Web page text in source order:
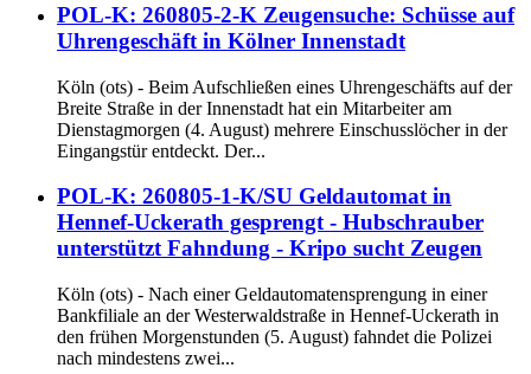
POL-K: 260805-2-K Zeugensuche: Schüsse auf
Uhrengeschäft in Kölner Innenstadt
Köln (ots) - Beim Aufschließen eines Uhrengeschäfts auf der
Breite Straße in der Innenstadt hat ein Mitarbeiter am
Dienstagmorgen (4. August) mehrere Einschusslöcher in der
Eingangstür entdeckt. Der...
POL-K: 260805-1-K/SU Geldautomat in
Hennef-Uckerath gesprengt - Hubschrauber
unterstützt Fahndung - Kripo sucht Zeugen
Köln (ots) - Nach einer Geldautomatensprengung in einer
Bankfiliale an der Westerwaldstraße in Hennef-Uckerath in
den frühen Morgenstunden (5. August) fahndet die Polizei
nach mindestens zwei...